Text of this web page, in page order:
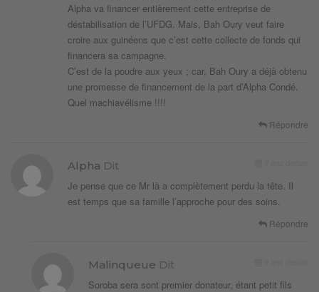
Alpha va financer entièrement cette entreprise de
déstabilisation de l’UFDG. Mais, Bah Oury veut faire
croire aux guinéens que c’est cette collecte de fonds qui
financera sa campagne.
C’est de la poudre aux yeux ; car, Bah Oury a déjà obtenu
une promesse de financement de la part d’Alpha Condé.
Quel machiavélisme !!!!
Répondre
Alpha Dit
Je pense que ce Mr là a complètement perdu la tête. Il
est temps que sa famille l’approche pour des soins.
Répondre
Malinqueue Dit
Soroba sera sont premier donateur, étant petit fils